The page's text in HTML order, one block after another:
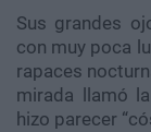
Sus grandes
con muy poca
rapaces
mirada llamó
hizo parecer